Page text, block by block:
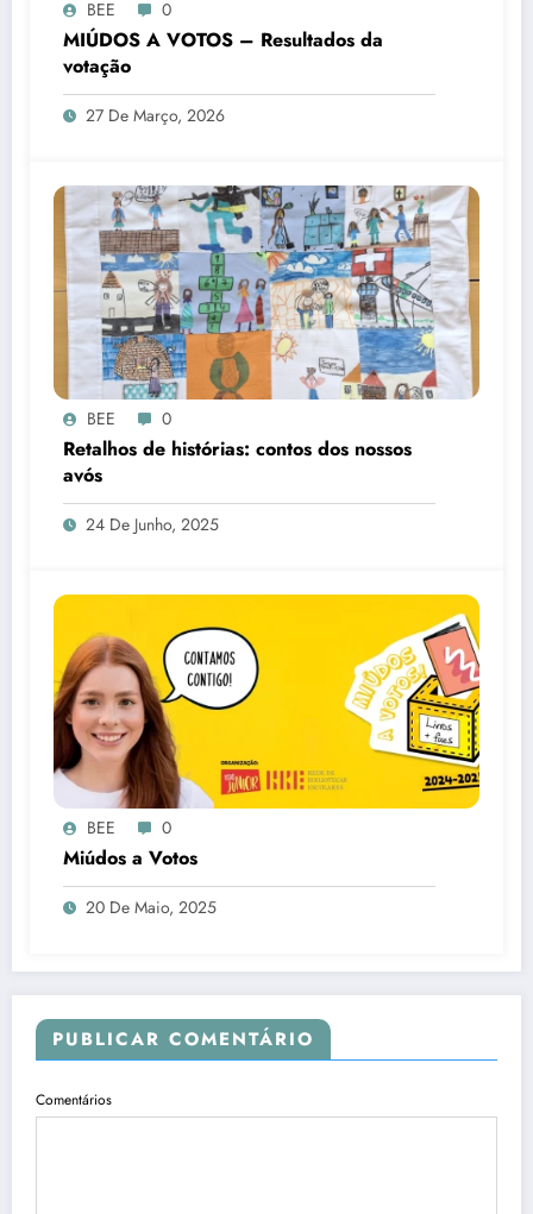
BEE 0
MIÚDOS A VOTOS – Resultados da
votação
27 De Março, 2026
BEE 0
Retalhos de histórias: contos dos nossos
avós
24 De Junho, 2025
BEE 0
Miúdos a Votos
20 De Maio, 2025
PUBLICAR COMENTÁRIO
Comentários